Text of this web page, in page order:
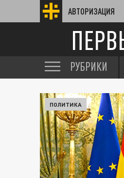
АВТОРИЗАЦИЯ
РУБРИКИ
ПОЛИТИКА